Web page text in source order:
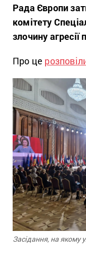
Рада Європи
комітету
злочину агресії
Про це
Засідання, на якому